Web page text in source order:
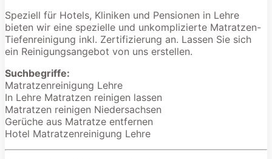
Speziell für Hotels, Kliniken und Pensionen in Lehre
bieten wir eine spezielle und unkomplizierte Matratzen-
Tiefenreinigung inkl. Zertifizierung an. Lassen Sie sich
ein Reinigungsangebot von uns erstellen.
Suchbegriffe:
Matratzenreinigung Lehre
In Lehre Matratzen reinigen lassen
Matratzen reinigen Niedersachsen
Gerüche aus Matratze entfernen
Hotel Matratzenreinigung Lehre